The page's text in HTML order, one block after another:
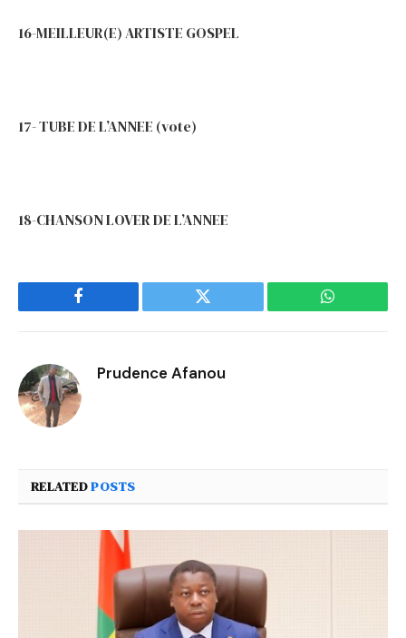
16-MEILLEUR(E) ARTISTE GOSPEL
17- TUBE DE L’ANNEE (vote)
18-CHANSON LOVER DE L’ANNEE
Facebook Twitter WhatsApp
Prudence Afanou
RELATEDPOSTS